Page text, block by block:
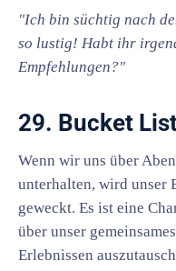
"Ich bin süchtig nach
so lustig! Habt ihr
Empfehlungen?"
29. Bucket
Wenn wir uns über
unterhalten, wird unser
geweckt. Es ist eine
über unser
Erlebnissen